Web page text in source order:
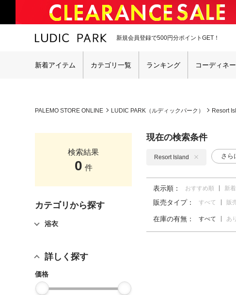
新規会員登録で500円分ポイントGET！
新着アイテム カテゴリ一覧 ランキング コーディネ
PALEMO STORE ONLINE LUDIC PARK（ルディックパーク） Resort
検索結果
0 件
カテゴリから探す
浴衣
詳しく探す
価格
現在の検索条件
Resort Island さら
表示順： おすすめ順 新
販売タイプ： すべて 販
在庫の有無： すべて あ